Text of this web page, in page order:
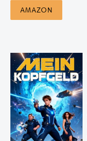
AMAZON